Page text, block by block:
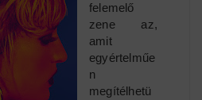
felemelő
zene az,
amit
egyértelműe
n
megítélhetü